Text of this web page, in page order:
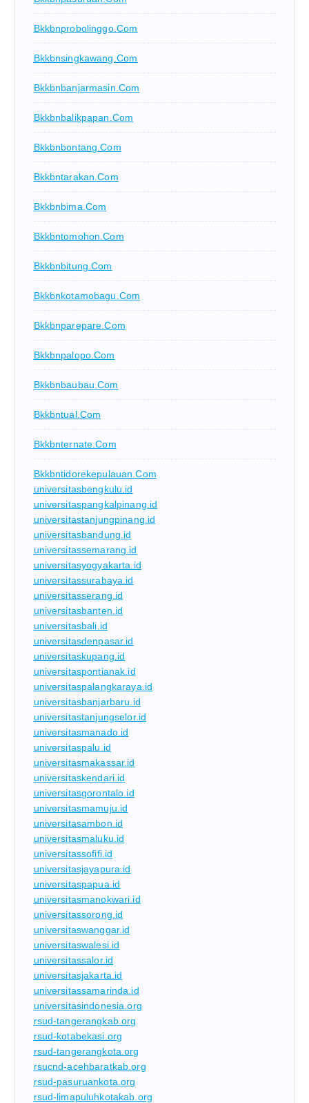
Bkkbnprobolinggo.com
Bkkbnsingkawang.com
Bkkbnbanjarmasin.com
Bkkbnbalikpapan.com
Bkkbnbontang.com
Bkkbntarakan.com
Bkkbnbima.com
Bkkbntomohon.com
Bkkbnbitung.com
Bkkbnkotamobagu.com
Bkkbnparepare.com
Bkkbnpalopo.com
Bkkbnbaubau.com
Bkkbntual.com
Bkkbnternate.com
Bkkbntidorekepulauan.com
universitasbengkulu.id
universitaspangkalpinang.id
universitastanjungpinang.id
universitasbandung.id
universitassemarang.id
universitasyogyakarta.id
universitassurabaya.id
universitasserang.id
universitasbanten.id
universitasbali.id
universitasdenpasar.id
universitaskupang.id
universitaspontianak.id
universitaspalangkaraya.id
universitasbanjarbaru.id
universitastanjungselor.id
universitasmanado.id
universitaspalu.id
universitasmakassar.id
universitaskendari.id
universitasgorontalo.id
universitasmamuju.id
universitasambon.id
universitasmaluku.id
universitassofifi.id
universitasjayapura.id
universitaspapua.id
universitasmanokwari.id
universitassorong.id
universitaswanggar.id
universitaswalesi.id
universitassalor.id
universitasjakarta.id
universitassamarinda.id
universitasindonesia.org
rsud-tangerangkab.org
rsud-kotabekasi.org
rsud-tangerangkota.org
rsucnd-acehbaratkab.org
rsud-pasuruankota.org
rsud-limapuluhkotakab.org